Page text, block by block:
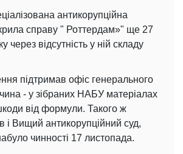
антикорупційна
справу " Роттердам»" ще 27
через відсутність у ній складу
підтримав офіс генерального
- у зібраних НАБУ матеріалах
від формули. Такого ж
і Вищий антикорупційний суд,
чинності 17 листопада.